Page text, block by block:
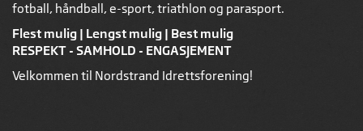
fotball, håndball, e-sport, triathlon og parasport.
Flest mulig | Lengst mulig | Best mulig
RESPEKT - SAMHOLD - ENGASJEMENT
Velkommen til Nordstrand Idrettsforening!